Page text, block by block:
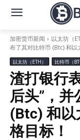
加密货币新闻 以太坊（
布了其对比特币 (Btc) 和以
以太坊（ETH） 比特币（
渣打银行
后头”，
(Btc) 和以
格目标！